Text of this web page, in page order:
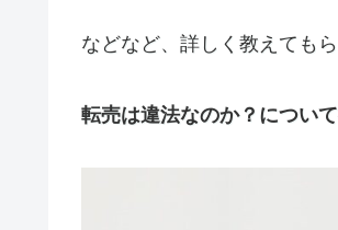
などなど、詳しく教えてもら
転売は違法なのか？につい